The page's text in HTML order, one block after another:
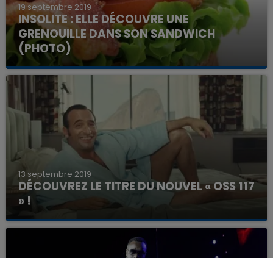
19 septembre 2019
INSOLITE : ELLE DÉCOUVRE UNE
GRENOUILLE DANS SON SANDWICH
(PHOTO)
13 septembre 2019
DÉCOUVREZ LE TITRE DU NOUVEL « OSS 117
» !